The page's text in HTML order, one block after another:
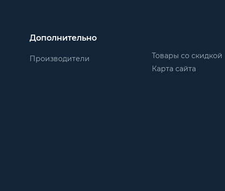
Дополнительно
Производители
Товары со скидкой
Карта сайта